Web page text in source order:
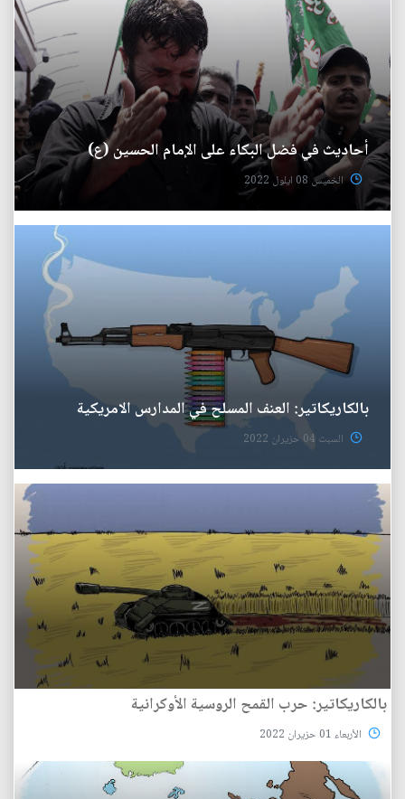
أحاديث في فضل البكاء على الإمام الحسين (ع)
الخميس 08 ايلول 2022
بالكاريكاتير: العنف المسلح في المدارس الامريكية
السبت 04 حزيران 2022
بالكاريكاتير: حرب القمح الروسية الأوكرانية
الأربعاء 01 حزيران 2022